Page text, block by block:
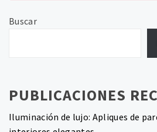
Buscar
PUBLICACIONES
Iluminación de lujo: Apliques de